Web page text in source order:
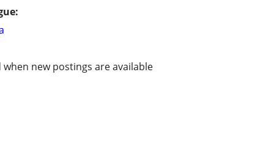
new postings are available